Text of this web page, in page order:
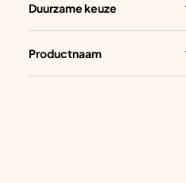
Duurzame keuze
Productnaam